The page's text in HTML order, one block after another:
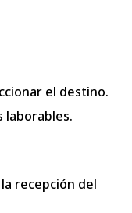
el destino.
laborables.
recepción del